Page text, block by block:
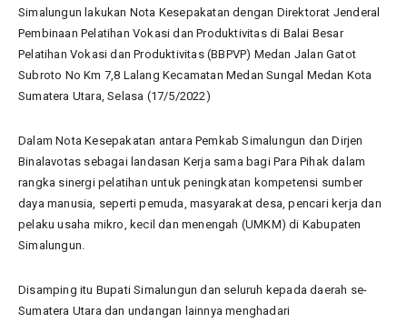
Simalungun lakukan Nota Kesepakatan dengan Direktorat Jenderal
Pembinaan Pelatihan Vokasi dan Produktivitas di Balai Besar
Pelatihan Vokasi dan Produktivitas (BBPVP) Medan Jalan Gatot
Subroto No Km 7,8 Lalang Kecamatan Medan Sungal Medan Kota
Sumatera Utara, Selasa (17/5/2022)
Dalam Nota Kesepakatan antara Pemkab Simalungun dan Dirjen
Binalavotas sebagai landasan Kerja sama bagi Para Pihak dalam
rangka sinergi pelatihan untuk peningkatan kompetensi sumber
daya manusia, seperti pemuda, masyarakat desa, pencari kerja dan
pelaku usaha mikro, kecil dan menengah (UMKM) di Kabupaten
Simalungun.
Disamping itu Bupati Simalungun dan seluruh kepada daerah se-
Sumatera Utara dan undangan lainnya menghadari